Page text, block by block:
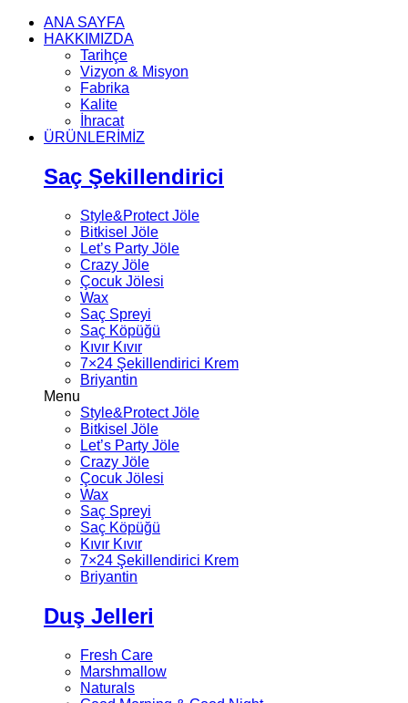
ANA SAYFA
HAKKIMIZDA
Tarihçe
Vizyon & Misyon
Fabrika
Kalite
İhracat
ÜRÜNLERİMİZ
Saç Şekillendirici
Style&Protect Jöle
Bitkisel Jöle
Let’s Party Jöle
Crazy Jöle
Çocuk Jölesi
Wax
Saç Spreyi
Saç Köpüğü
Kıvır Kıvır
7×24 Şekillendirici Krem
Briyantin
Menu
Style&Protect Jöle
Bitkisel Jöle
Let’s Party Jöle
Crazy Jöle
Çocuk Jölesi
Wax
Saç Spreyi
Saç Köpüğü
Kıvır Kıvır
7×24 Şekillendirici Krem
Briyantin
Duş Jelleri
Fresh Care
Marshmallow
Naturals